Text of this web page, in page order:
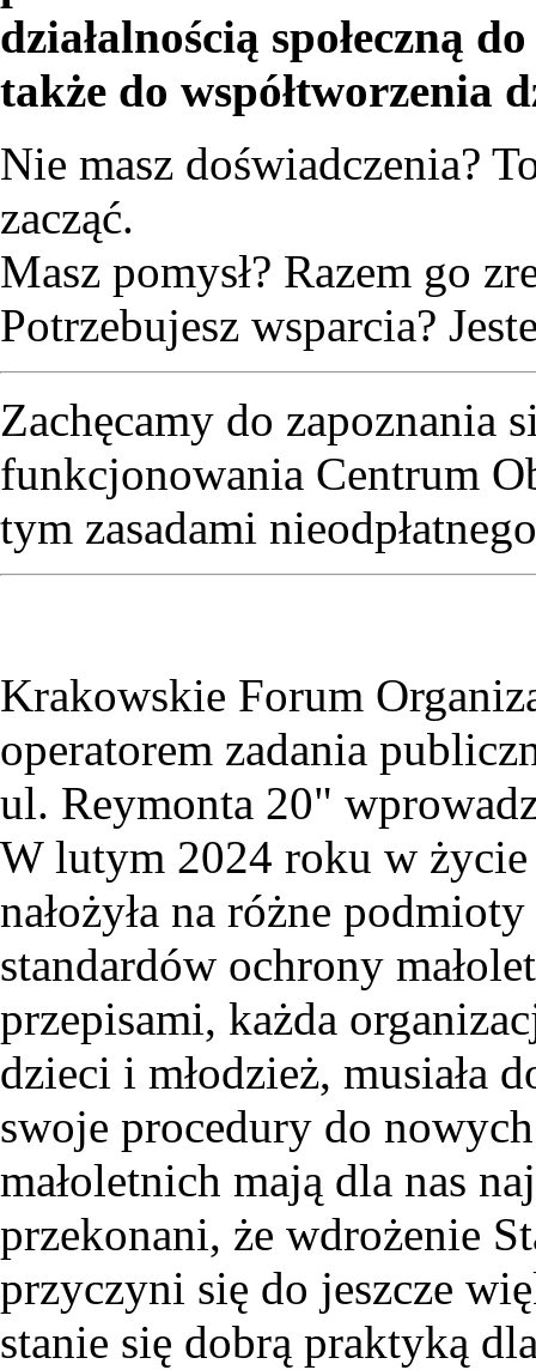
działalnością społeczną
także do współtworzenia
Nie masz doświadczenia?
zacząć.
Masz pomysł? Razem go
Potrzebujesz wsparcia?
Zachęcamy do zapoznania
funkcjonowania Centrum
tym zasadami
Krakowskie Forum
operatorem zadania
ul. Reymonta 20"
W lutym 2024 roku w życie
nałożyła na różne
standardów ochrony
przepisami, każda
dzieci i młodzież, musiała
swoje procedury do
małoletnich mają dla nas
przekonani, że wdrożenie
przyczyni się do jeszcze
stanie się dobrą praktyką